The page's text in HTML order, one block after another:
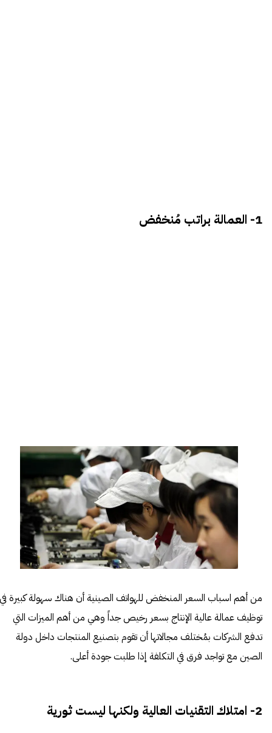
1- العمالة براتب مُنخفض
من أهم اسباب السعر المنخفض للهواتف الصينية أن هناك سهولة كبيرة في
توظيف عمالة عالية الإنتاج بسعر رخيص جداً وهي من أهم الميزات التي
تدفع الشركات بمُختلف مجالاتها أن تقوم بتصنيع المنتجات داخل دولة
الصين مع تواجد فرق في التكلفة إذا طلبت جودة أعلى.
2- امتلاك التقنيات العالية ولكنها ليست ثورية